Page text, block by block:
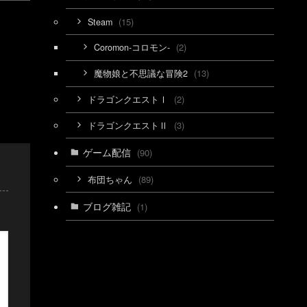
Steam (15)
Coromon-コロモン- (2)
魔物娘と不思議な冒険2 (13)
ドラゴンクエストⅠ (2)
ドラゴンクエストⅡ (3)
ゲーム配信 (90)
布団ちゃん (89)
ブログ雑記 (1)